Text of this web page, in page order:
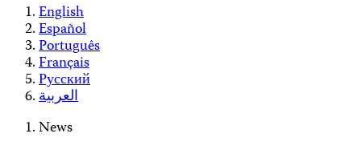
English
Español
Português
Français
Русский
العربية
News